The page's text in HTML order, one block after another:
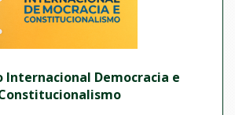
Internacional Democracia e